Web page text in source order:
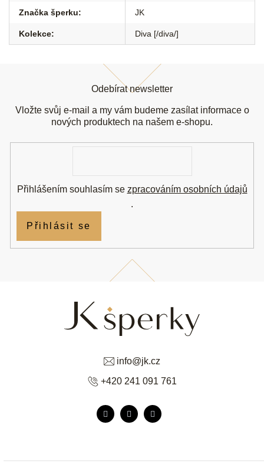
Značka šperku: JK
Kolekce: Diva [/diva/]
info@jk.cz
+420 241 091 761
Odebírat newsletter
Vložte svůj e-mail a my vám budeme zasílat informace o
nových produktech na našem e-shopu.
Přihlášením souhlasím se zpracováním osobních údajů
.
Přihlásit se